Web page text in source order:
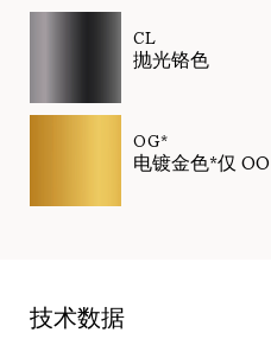
CL
抛光铬色
OG*
电镀金色*仅 OO
技术数据